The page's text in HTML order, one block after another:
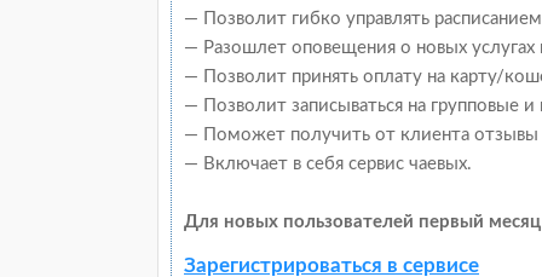
— Позволит гибко управлять
— Разошлет оповещения о новых услугах
— Позволит принять оплату на карту/
— Позволит записываться на групповые
— Поможет получить от клиента отзывы
— Включает в себя сервис чаевых.
Для новых пользователей первый
Зарегистрироваться в сервисе